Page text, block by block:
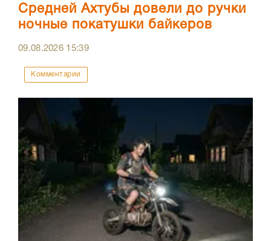
Средней Ахтубы довели до ручки
ночные покатушки байкеров
09.08.2026 15:39
Комментарии